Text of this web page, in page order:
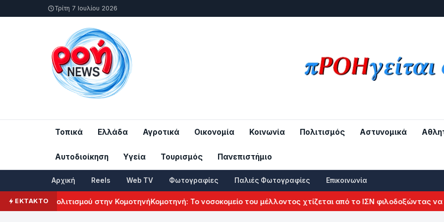
Τρίτη 7 Ιουλίου 2026
Τοπικά Ελλάδα Αγροτικά Οικονομία Κοινωνία Πολιτισμός Αστυνομικά
Αυτοδιοίκηση Υγεία Τουρισμός Πανεπιστήμιο
Αρχική Reels Web TV Φωτογραφίες Παλιές Φωτογραφίες Επικοινωνία
ΕΚΤΑΚΤΟ
Πολιτισμού στην ΚομοτηνήΚομοτηνή: Το νοσοκομείο του μέλλοντος χτίζεται από το ΙΣΝ φιλοδοξώντας να